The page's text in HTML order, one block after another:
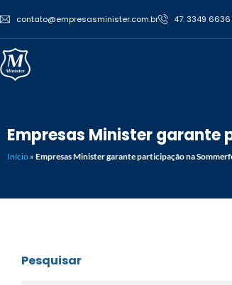
contato@empresasminister.com.br 47. 3349 6636
Empresas Minister garante
Início » Empresas Minister garante participação na
Pesquisar